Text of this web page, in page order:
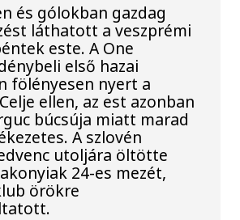
és gólokban gazdag
láthatott a veszprémi
este. A One
első hazai
fölényesen nyert a
ellen, az est azonban
búcsúja miatt marad
A szlovén
utoljára öltötte
24-es mezét,
örökre